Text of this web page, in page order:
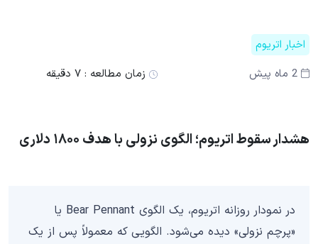
اخبار اتریوم
2 ماه پیش
زمان مطالعه : ۷ دقیقه
هشدار سقوط اتریوم؛ الگوی نزولی با هدف ۱۸۰۰ دلاری
در نمودار روزانه اتریوم، یک الگوی Bear Pennant یا
«پرچم نزولی» دیده می‌شود. الگویی که معمولاً پس از یک